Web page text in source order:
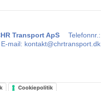
Transport ApS Telefonnr.:
E-mail: kontakt@chrtransport.dk
Cookiepolitik